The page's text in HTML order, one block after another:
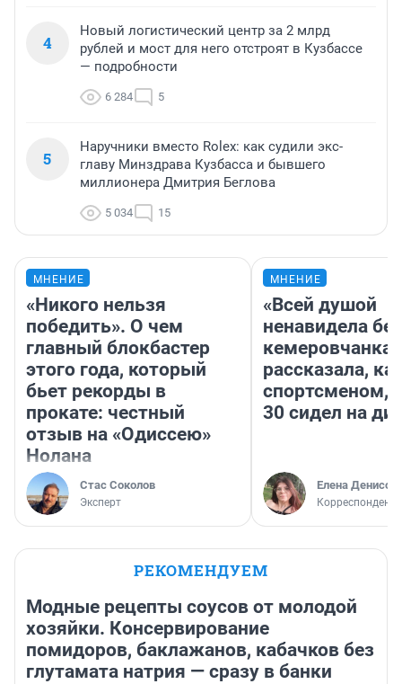
4
Новый логистический центр за 2 млрд
рублей и мост для него отстроят в Кузбассе
— подробности
6 284 5
5
Наручники вместо Rolex: как судили экс-
главу Минздрава Кузбасса и бывшего
миллионера Дмитрия Беглова
5 034 15
МНЕНИЕ
«Никого нельзя
победить». О чем
главный блокбастер
этого года, который
бьет рекорды в
прокате: честный
отзыв на «Одиссею»
Нолана
Стас Соколов
Эксперт
МНЕНИЕ
«Всей душой
ненавидела
кемеровчанка
рассказала,
спортсменом,
30 сидел на
Елена
Корреспондент
РЕКОМЕНДУЕМ
Модные рецепты соусов от молодой
хозяйки. Консервирование
помидоров, баклажанов, кабачков без
глутамата натрия — сразу в банки